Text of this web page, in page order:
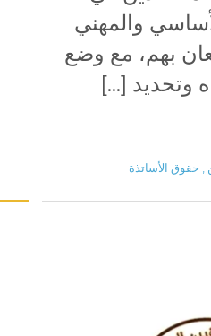
والمهني
بهم، مع وضع
وتحديد […]
حقوق الأساتذة